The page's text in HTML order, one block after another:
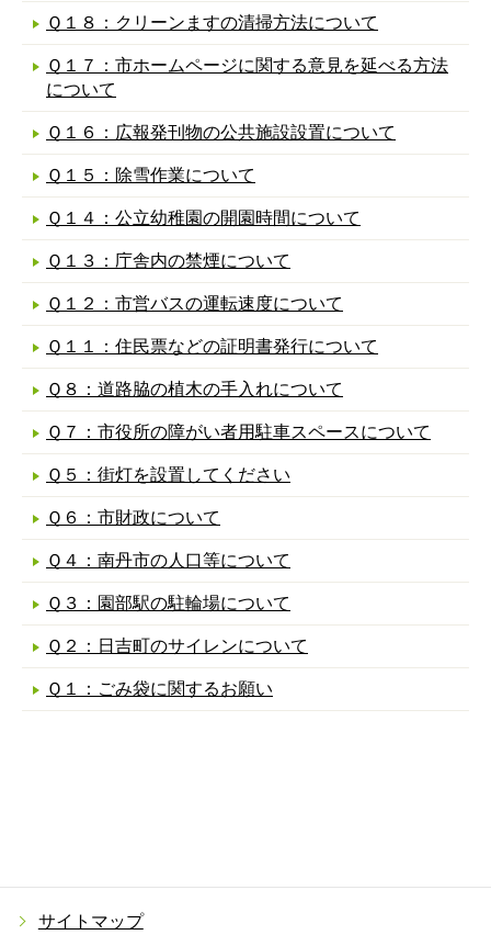
Ｑ１８：クリーンますの清掃方法について
Ｑ１７：市ホームページに関する意見を延べる方法
について
Ｑ１６：広報発刊物の公共施設設置について
Ｑ１５：除雪作業について
Ｑ１４：公立幼稚園の開園時間について
Ｑ１３：庁舎内の禁煙について
Ｑ１２：市営バスの運転速度について
Ｑ１１：住民票などの証明書発行について
Ｑ８：道路脇の植木の手入れについて
Ｑ７：市役所の障がい者用駐車スペースについて
Ｑ５：街灯を設置してください
Ｑ６：市財政について
Ｑ４：南丹市の人口等について
Ｑ３：園部駅の駐輪場について
Ｑ２：日吉町のサイレンについて
Ｑ１：ごみ袋に関するお願い
サイトマップ